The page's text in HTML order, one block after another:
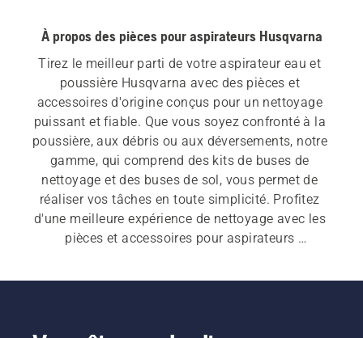
À propos des pièces pour aspirateurs Husqvarna
Tirez le meilleur parti de votre aspirateur eau et
poussière Husqvarna avec des pièces et
accessoires d'origine conçus pour un nettoyage
puissant et fiable. Que vous soyez confronté à la
poussière, aux débris ou aux déversements, notre
gamme, qui comprend des kits de buses de
nettoyage et des buses de sol, vous permet de
réaliser vos tâches en toute simplicité. Profitez
d'une meilleure expérience de nettoyage avec les
pièces et accessoires pour aspirateurs